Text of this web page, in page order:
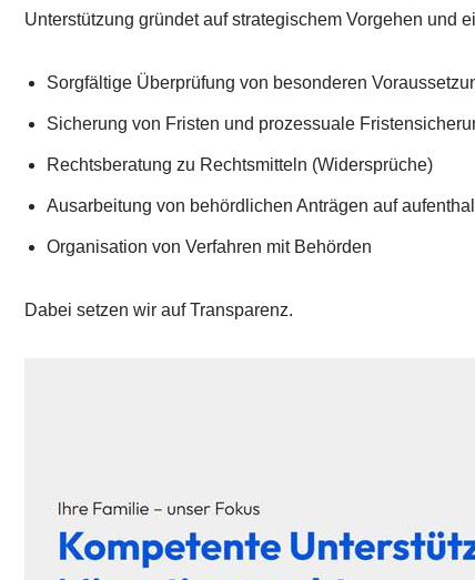
Unterstützung gründet auf strategischem Vorgehen und
Sorgfältige Überprüfung von besonderen
Sicherung von Fristen und prozessuale
Rechtsberatung zu Rechtsmitteln (Widersprüche)
Ausarbeitung von behördlichen Anträgen auf
Organisation von Verfahren mit Behörden
Dabei setzen wir auf Transparenz.